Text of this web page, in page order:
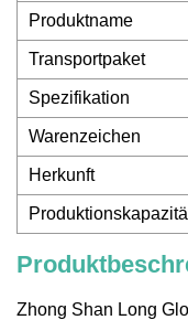
Produktname
Transportpaket
Spezifikation
Warenzeichen
Herkunft
Zhong Shan Long